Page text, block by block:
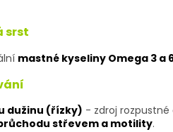
srst
mastné kyseliny Omega 3 a
dužinu (řízky) - zdroj rozpustné
střevem a motility.